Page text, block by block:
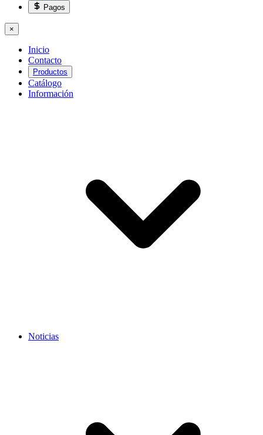
Pagos
×
Inicio
Contacto
Productos
Catálogo
Información
Noticias